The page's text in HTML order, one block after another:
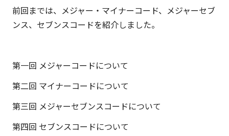
面
も。
ブ
ロ
は
『ク
前回までは、メジャー・マイナーコード、メジャーセブ
ンス、セブンスコードを紹介しました。
第一回 メジャーコードについて
第二回 マイナーコードについて
第三回 メジャーセブンスコードについて
第四回 セブンスコードについて